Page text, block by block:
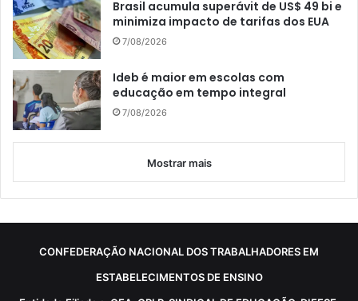
Brasil acumula superávit de US$ 49 bi e
minimiza impacto de tarifas dos EUA
7/08/2026
Ideb é maior em escolas com
educação em tempo integral
7/08/2026
Mostrar mais
CONFEDERAÇÃO NACIONAL DOS TRABALHADORES EM
ESTABELECIMENTOS DE ENSINO